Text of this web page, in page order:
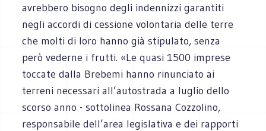
avrebbero bisogno degli indennizzi garantiti
negli accordi di cessione volontaria delle terre
che molti di loro hanno già stipulato, senza
però vederne i frutti. «Le quasi 1500 imprese
toccate dalla Brebemi hanno rinunciato ai
terreni necessari all’autostrada a luglio dello
scorso anno - sottolinea Rossana Cozzolino,
responsabile dell’area legislativa e dei rapporti